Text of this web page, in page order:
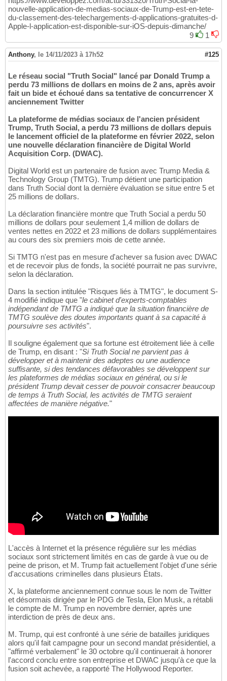
nouvelle-application-de-medias-sociaux-de-Trump-est-en-tete-
du-classement-des-telechargements-d-applications-gratuites-d-
Apple-l-application-est-disponible-sur-iOS-depuis-dimanche/
9
1
Anthony, le 14/11/2023 à 17h52 #125
Le réseau social "Truth Social" lancé par Donald Trump a
perdu 73 millions de dollars en moins de 2 ans, après avoir
fait un bide et échoué dans sa tentative de concurrencer X
anciennement Twitter
La plateforme de médias sociaux de l'ancien président
Trump, Truth Social, a perdu 73 millions de dollars depuis
le lancement officiel de la plateforme en février 2022, selon
une nouvelle déclaration financière de Digital World
Acquisition Corp. (DWAC).
Digital World est un partenaire de fusion avec Trump Media &
Technology Group (TMTG). Trump détient une participation
dans Truth Social dont la dernière évaluation se situe entre 5 et
25 millions de dollars.
La déclaration financière montre que Truth Social a perdu 50
millions de dollars pour seulement 1,4 million de dollars de
ventes nettes en 2022 et 23 millions de dollars supplémentaires
au cours des six premiers mois de cette année.
Si TMTG n'est pas en mesure d'achever sa fusion avec DWAC
et de recevoir plus de fonds, la société pourrait ne pas survivre,
selon la déclaration.
Dans la section intitulée "Risques liés à TMTG", le document S-
4 modifié indique que "le cabinet d'experts-comptables
indépendant de TMTG a indiqué que la situation financière de
TMTG soulève des doutes importants quant à sa capacité à
poursuivre ses activités".
Il souligne également que sa fortune est étroitement liée à celle
de Trump, en disant : "Si Truth Social ne parvient pas à
développer et à maintenir des adeptes ou une audience
suffisante, si des tendances défavorables se développent sur
les plateformes de médias sociaux en général, ou si le
président Trump devait cesser de pouvoir consacrer beaucoup
de temps à Truth Social, les activités de TMTG seraient
affectées de manière négative."
L'accès à Internet et la présence régulière sur les médias
sociaux sont strictement limités en cas de garde à vue ou de
peine de prison, et M. Trump fait actuellement l'objet d'une série
d'accusations criminelles dans plusieurs États.
X, la plateforme anciennement connue sous le nom de Twitter
et désormais dirigée par le PDG de Tesla, Elon Musk, a rétabli
le compte de M. Trump en novembre dernier, après une
interdiction de près de deux ans.
M. Trump, qui est confronté à une série de batailles juridiques
alors qu'il fait campagne pour un second mandat présidentiel, a
"affirmé verbalement" le 30 octobre qu'il continuerait à honorer
l'accord conclu entre son entreprise et DWAC jusqu'à ce que la
fusion soit achevée, a rapporté The Hollywood Reporter.